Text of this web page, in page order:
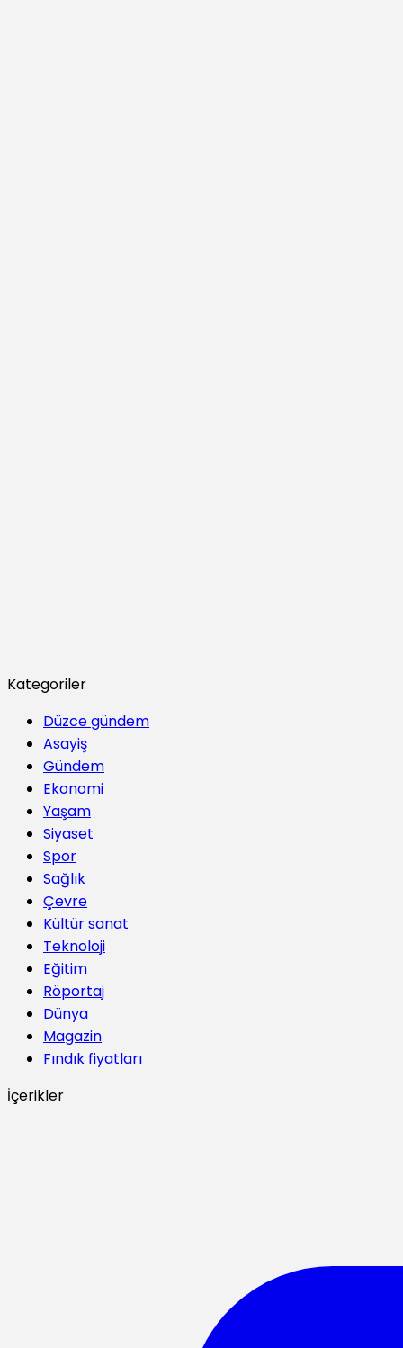
Kategoriler
Düzce gündem
Asayiş
Gündem
Ekonomi
Yaşam
Siyaset
Spor
Sağlık
Çevre
Kültür sanat
Teknoloji
Eğitim
Röportaj
Dünya
Magazin
Fındık fiyatları
İçerikler